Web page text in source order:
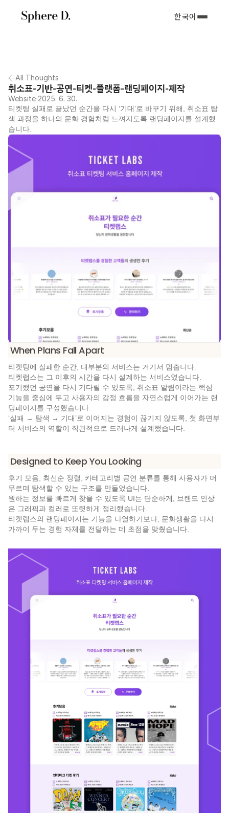
한국어
All Thoughts
취소표-기반-공연-티켓-플랫폼-랜딩페이지-제작
Website 2025. 6. 30.
티켓팅 실패로 끝났던 순간을 다시 ‘기대’로 바꾸기 위해, 취소표 탐
색 과정을 하나의 문화 경험처럼 느껴지도록 랜딩페이지를 설계했
습니다.
When Plans Fall Apart
티켓팅에 실패한 순간, 대부분의 서비스는 거기서 멈춥니다.
티켓랩스는 그 이후의 시간을 다시 설계하는 서비스였습니다.
포기했던 공연을 다시 기다릴 수 있도록, 취소표 알림이라는 핵심
기능을 중심에 두고 사용자의 감정 흐름을 자연스럽게 이어가는 랜
딩페이지를 구성했습니다.
‘실패 → 탐색 → 기대’로 이어지는 경험이 끊기지 않도록, 첫 화면부
터 서비스의 역할이 직관적으로 드러나게 설계했습니다.
Designed to Keep You Looking
후기 모음, 최신순 정렬, 카테고리별 공연 분류를 통해 사용자가 머
무르며 탐색할 수 있는 구조를 만들었습니다.
원하는 정보를 빠르게 찾을 수 있도록 UI는 단순하게, 브랜드 인상
은 그래픽과 컬러로 또렷하게 정리했습니다.
티켓랩스의 랜딩페이지는 기능을 나열하기보다, 문화생활을 다시
가까이 두는 경험 자체를 전달하는 데 초점을 맞췄습니다.